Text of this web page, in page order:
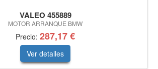
VALEO 455889
MOTOR ARRANQUE BMW
Precio: 287,17 €
Ver detalles